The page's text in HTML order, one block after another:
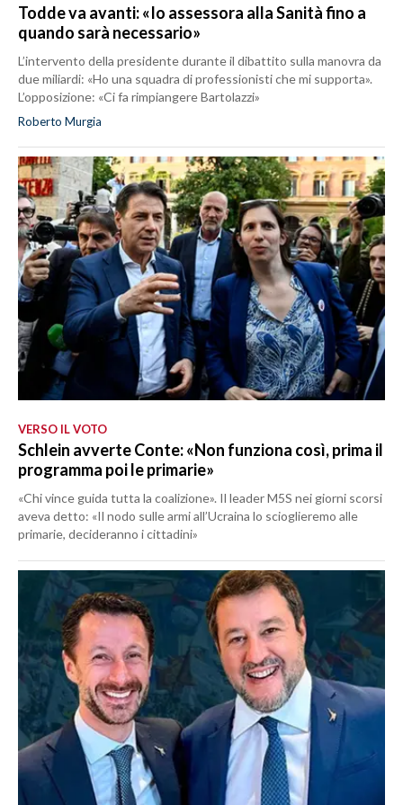
Todde va avanti: «Io assessora alla Sanità fino a
quando sarà necessario»
L’intervento della presidente durante il dibattito sulla manovra da
due miliardi: «Ho una squadra di professionisti che mi supporta».
L’opposizione: «Ci fa rimpiangere Bartolazzi»
Roberto Murgia
VERSO IL VOTO
Schlein avverte Conte: «Non funziona così, prima il
programma poi le primarie»
«Chi vince guida tutta la coalizione». Il leader M5S nei giorni scorsi
aveva detto: «Il nodo sulle armi all’Ucraina lo scioglieremo alle
primarie, decideranno i cittadini»